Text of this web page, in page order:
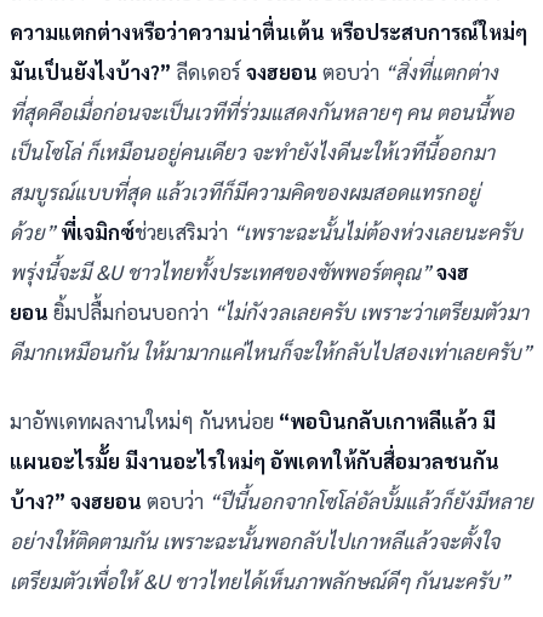
ความแตกต่างหรือว่าความน่าตื่นเต้น หรือประสบการณ์ใหม่ๆ
มันเป็นยังไงบ้าง?” ลีดเดอร์ จงฮยอน ตอบว่า “สิ่งที่แตกต่าง
ที่สุดคือเมื่อก่อนจะเป็นเวทีที่ร่วมแสดงกันหลายๆ คน ตอนนี้พอ
เป็นโซโล่ ก็เหมือนอยู่คนเดียว จะทำยังไงดีนะให้เวทีนี้ออกมา
สมบูรณ์แบบที่สุด แล้วเวทีก็มีความคิดของผมสอดแทรกอยู่
ด้วย”พี่เจมิกซ์ช่วยเสริมว่า “เพราะฉะนั้นไม่ต้องห่วงเลยนะครับ
พรุ่งนี้จะมี &U ชาวไทยทั้งประเทศของซัพพอร์ตคุณ”จงฮ
ยอน ยิ้มปลื้มก่อนบอกว่า “ไม่กังวลเลยครับ เพราะว่าเตรียมตัวมา
ดีมากเหมือนกัน ให้มามากแค่ไหนก็จะให้กลับไปสองเท่าเลยครับ”
มาอัพเดทผลงานใหม่ๆ กันหน่อย “พอบินกลับเกาหลีแล้ว มี
แผนอะไรมั้ย มีงานอะไรใหม่ๆ อัพเดทให้กับสื่อมวลชนกัน
บ้าง?” จงฮยอน ตอบว่า “ปีนี้นอกจากโซโล่อัลบั้มแล้วก็ยังมีหลาย
อย่างให้ติดตามกัน เพราะฉะนั้นพอกลับไปเกาหลีแล้วจะตั้งใจ
เตรียมตัวเพื่อให้ &U ชาวไทยได้เห็นภาพลักษณ์ดีๆ กันนะครับ”